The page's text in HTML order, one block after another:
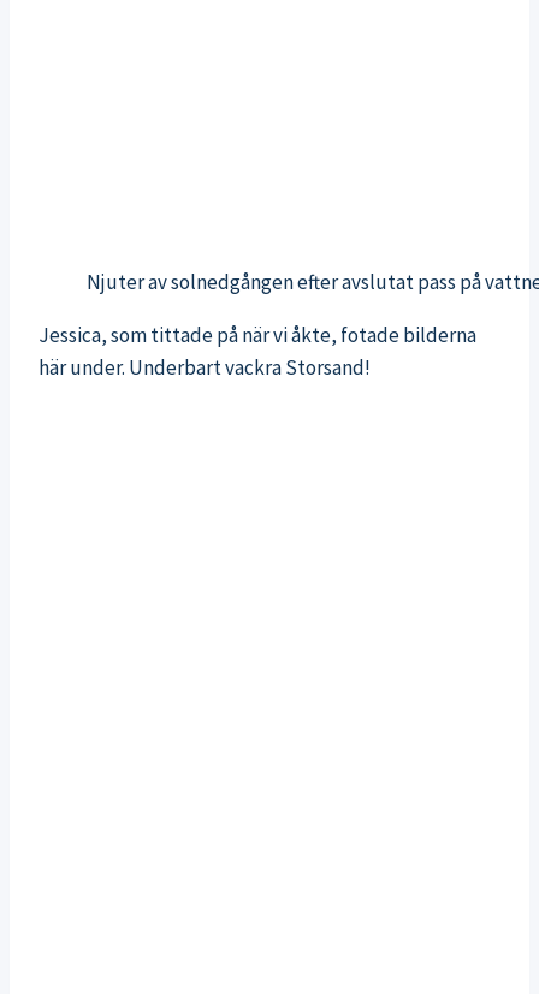
Njuter av solnedgången efter avslutat pass på
Jessica, som tittade på när vi åkte, fotade bilderna
här under. Underbart vackra Storsand!